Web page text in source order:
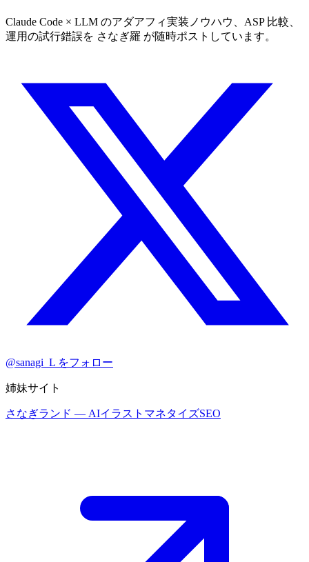
Claude Code × LLM のアダアフィ実装ノウハウ、ASP 比較、
運用の試行錯誤を さなぎ羅 が随時ポストしています。
@sanagi_L をフォロー
姉妹サイト
さなぎランド — AIイラストマネタイズSEO